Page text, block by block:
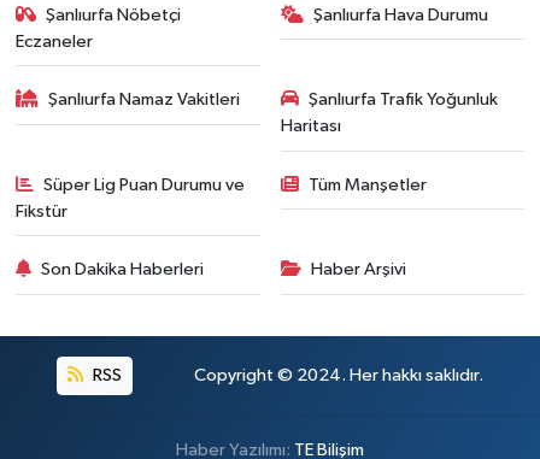
Şanlıurfa Nöbetçi
Eczaneler
Şanlıurfa Hava Durumu
Şanlıurfa Namaz Vakitleri
Şanlıurfa Trafik Yoğunluk
Haritası
Süper Lig Puan Durumu ve
Fikstür
Tüm Manşetler
Son Dakika Haberleri Haber Arşivi
RSS Copyright © 2024. Her hakkı saklıdır.
Haber Yazılımı: TE Bilişim